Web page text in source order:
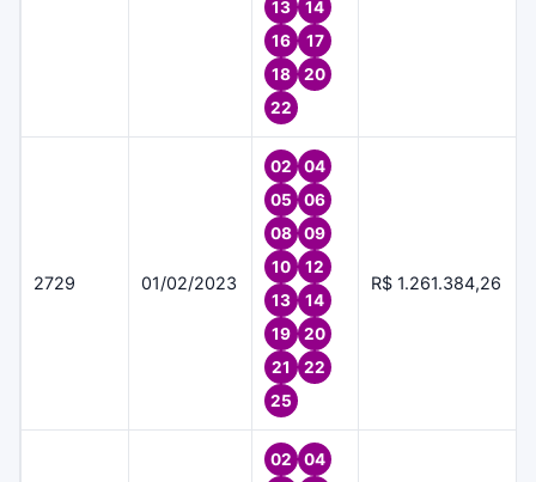
13
14
16
17
18
20
22
2729 01/02/2023
02
04
05
06
08
09
10
12
13
14
19
20
21
22
25
R$ 1.261.384,26
02
04